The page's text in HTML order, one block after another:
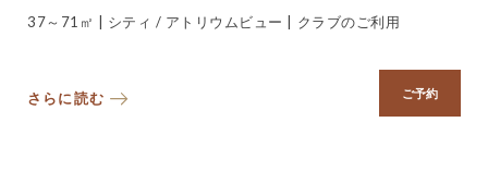
37～71㎡ | シティ / アトリウムビュー | クラブのご利用
さらに読む ご予約